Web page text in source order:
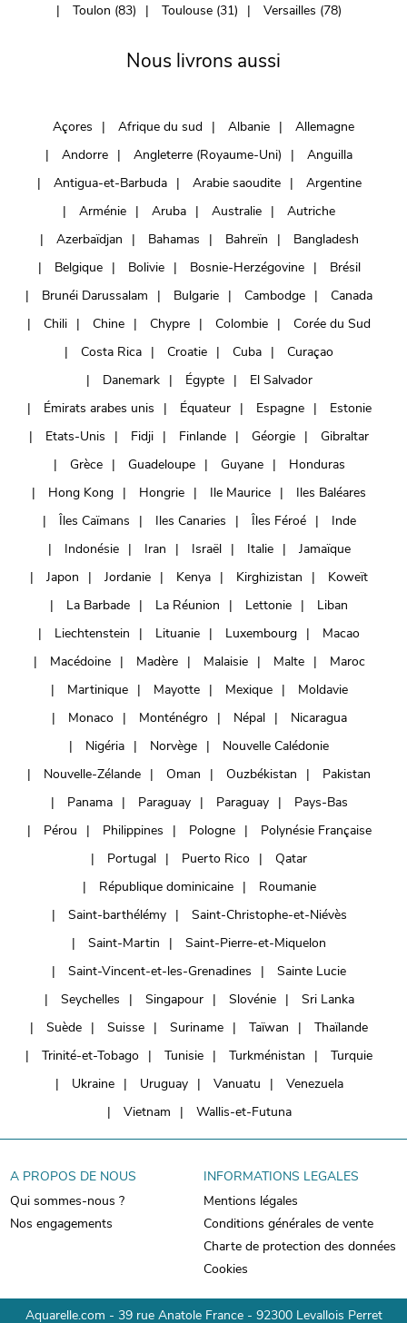
Toulon (83)
Toulouse (31) Versailles (78)
Nous livrons aussi
Açores Afrique du sud Albanie
Allemagne
Andorre
Angleterre (Royaume-Uni)
Anguilla
Antigua-et-Barbuda
Arabie saoudite
Argentine
Arménie
Aruba Australie
Autriche
Azerbaïdjan
Bahamas Bahreïn
Bangladesh
Belgique
Bolivie Bosnie-Herzégovine
Brésil
Brunéi Darussalam
Bulgarie Cambodge
Canada
Chili
Chine Chypre Colombie
Corée du Sud
Costa Rica
Croatie Cuba
Curaçao
Danemark
Égypte
El Salvador
Émirats arabes unis
Équateur Espagne
Estonie
Etats-Unis
Fidji Finlande Géorgie
Gibraltar
Grèce
Guadeloupe Guyane
Honduras
Hong Kong
Hongrie Ile Maurice
Iles Baléares
Îles Caïmans
Iles Canaries Îles Féroé
Inde
Indonésie
Iran Israël Italie
Jamaïque
Japon
Jordanie Kenya Kirghizistan
Koweït
La Barbade
La Réunion Lettonie
Liban
Liechtenstein
Lituanie Luxembourg
Macao
Macédoine
Madère Malaisie Malte
Maroc
Martinique
Mayotte Mexique
Moldavie
Monaco
Monténégro Népal
Nicaragua
Nigéria
Norvège
Nouvelle Calédonie
Nouvelle-Zélande
Oman Ouzbékistan
Pakistan
Panama
Paraguay Paraguay
Pays-Bas
Pérou
Philippines Pologne
Polynésie Française
Portugal
Puerto Rico
Qatar
République dominicaine
Roumanie
Saint-barthélémy
Saint-Christophe-et-Niévès
Saint-Martin
Saint-Pierre-et-Miquelon
Saint-Vincent-et-les-Grenadines
Sainte Lucie
Seychelles
Singapour Slovénie
Sri Lanka
Suède
Suisse Suriname Taïwan
Thaïlande
Trinité-et-Tobago
Tunisie Turkménistan
Turquie
Ukraine
Uruguay Vanuatu
Venezuela
Vietnam
Wallis-et-Futuna
A PROPOS DE NOUS
Qui sommes-nous ?
Nos engagements
INFORMATIONS LEGALES
Mentions légales
Conditions générales de vente
Charte de protection des données
Cookies
Aquarelle.com - 39 rue Anatole France - 92300 Levallois Perret